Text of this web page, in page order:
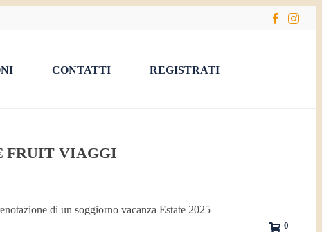
CONTATTI REGISTRATI
0
FRUIT VIAGGI
di un soggiorno vacanza Estate 2025